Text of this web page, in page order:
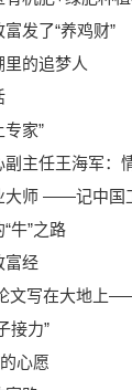
发了“养鸡财”
里的追梦人
专家”
副主任王海军：
大师 ——记中国
牛”之路
富经
文写在大地上
接力”
心愿